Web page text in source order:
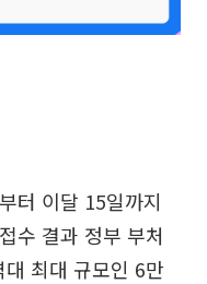
터 이달 15일까지
수 결과 정부 부처
대 최대 규모인 6만